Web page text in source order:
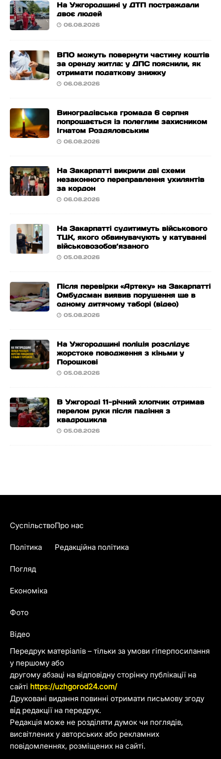
На Ужгородщині у ДТП постраждали
двоє людей
06.08.2026
ВПО можуть повернути частину коштів
за оренду житла: у ДПС пояснили, як
отримати податкову знижку
06.08.2026
Виноградівська громада 6 серпня
попрощається із полеглим захисником
Ігнатом Роздяловським
06.08.2026
На Закарпатті викрили дві схеми
незаконного переправлення ухилянтів
за кордон
06.08.2026
На Закарпатті судитимуть військового
ТЦК, якого обвинувачують у катуванні
військовозобов’язаного
05.08.2026
Після перевірки «Артеку» на Закарпатті
Омбудсман виявив порушення ще в
одному дитячому таборі (відео)
05.08.2026
На Ужгородщині поліція розслідує
жорстоке поводження з кіньми у
Порошкові
05.08.2026
В Ужгороді 11-річний хлопчик отримав
перелом руки після падіння з
квадроцикла
05.08.2026
Передрук матеріалів – тільки за умови гіперпосилання
у першому або
другому абзаці на відповідну сторінку публікації на
сайті https://uzhgorod24.com/
Друковані видання повинні отримати письмову згоду
від редакції на передрук.
Редакція може не розділяти думок чи поглядів,
висвітлених у авторських або рекламних
повідомленнях, розміщених на сайті.
Суспільство
Політика
Погляд
Економіка
Фото
Відео
Про нас
Редакційна політика